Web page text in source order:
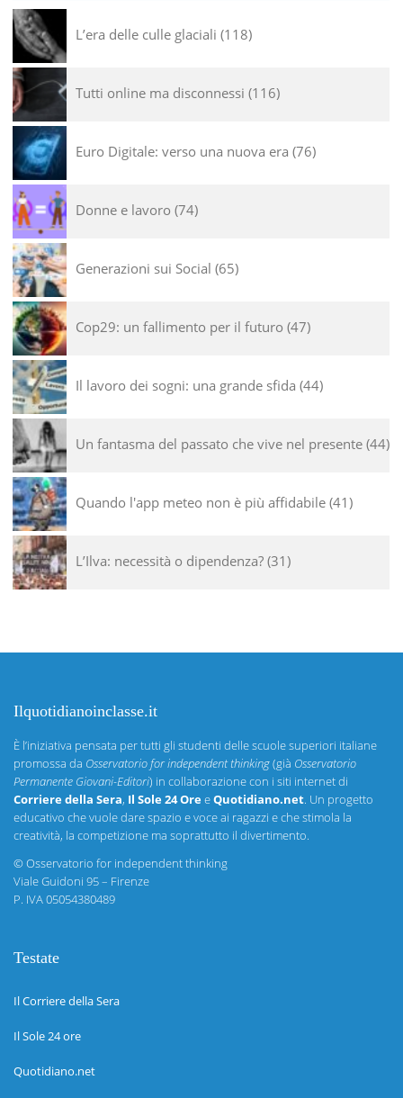
L’era delle culle glaciali 118
Tutti online ma disconnessi 116
Euro Digitale: verso una nuova era 76
Donne e lavoro 74
Generazioni sui Social 65
Cop29: un fallimento per il futuro 47
Il lavoro dei sogni: una grande sfida 44
Un fantasma del passato che vive nel presente 44
Quando l'app meteo non è più affidabile 41
L’Ilva: necessità o dipendenza? 31
Ilquotidianoinclasse.it
È l’iniziativa pensata per tutti gli studenti delle scuole superiori italiane
promossa da Osservatorio for independent thinking(già Osservatorio
Permanente Giovani-Editori) in collaborazione con i siti internet di
Corriere della Sera, Il Sole 24 OreeQuotidiano.net. Un progetto
educativo che vuole dare spazio e voce ai ragazzi e che stimola la
creatività, la competizione ma soprattutto il divertimento.
©Osservatorio for independent thinking
Viale Guidoni 95 – Firenze
P. IVA 05054380489
Testate
Il Corriere della Sera
Il Sole 24 ore
Quotidiano.net